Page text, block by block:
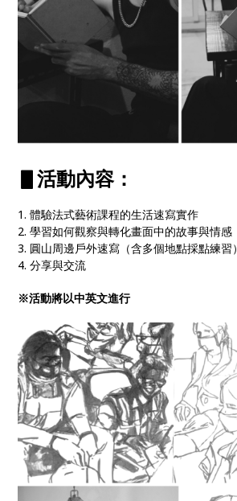
▋活動內容：
1. 體驗法式藝術課程的生活速寫實作
2. 學習如何觀察與轉化畫面中的故事與情感
3. 圓山周邊戶外速寫（含多個地點採點練習）
4. 分享與交流
※活動將以中英文進行